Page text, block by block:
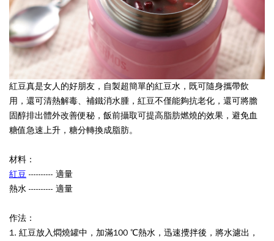
紅豆真是女人的好朋友，自製超簡單的紅豆水，既可隨身攜帶飲
用，還可清熱解毒、補鐵消水腫，紅豆不僅能夠抗老化，還可將膽
固醇排出體外改善便秘，飯前攝取可提高脂肪燃燒的效果，避免血
糖值急速上升，糖分轉換成脂肪。
材料：
紅豆 ---------- 適量
熱水 ---------- 適量
作法：
1. 紅豆放入燜燒罐中，加滿100 ℃熱水，迅速攪拌後，將水濾出，